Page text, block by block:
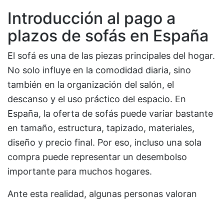
Introducción al pago a
plazos de sofás en España
El sofá es una de las piezas principales del hogar.
No solo influye en la comodidad diaria, sino
también en la organización del salón, el
descanso y el uso práctico del espacio. En
España, la oferta de sofás puede variar bastante
en tamaño, estructura, tapizado, materiales,
diseño y precio final. Por eso, incluso una sola
compra puede representar un desembolso
importante para muchos hogares.
Ante esta realidad, algunas personas valoran